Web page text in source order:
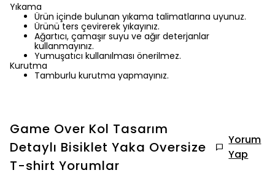
Yıkama
Ürün içinde bulunan yıkama talimatlarına uyunuz.
Ürünü ters çevirerek yıkayınız.
Ağartıcı, çamaşır suyu ve ağır deterjanlar
kullanmayınız.
Yumuşatıcı kullanılması önerilmez.
Kurutma
Tamburlu kurutma yapmayınız.
Game Over Kol Tasarım
Detaylı Bisiklet Yaka Oversize
T-shirt Yorumlar
Yorum
Yap